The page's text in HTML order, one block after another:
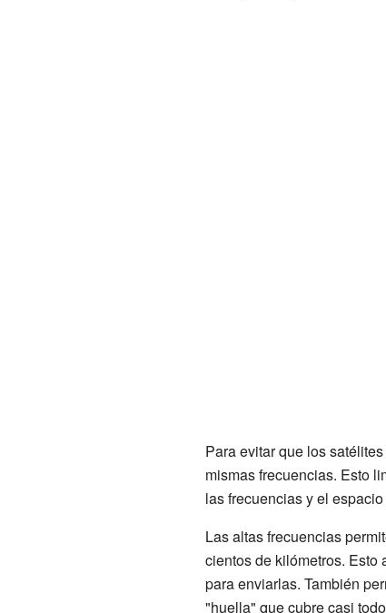
Para evitar que los
mismas frecuencias. Esto
las frecuencias y el
Las altas frecuencias
cientos de kilómetros. Esto
para enviarlas. También
"huella" que cubre casi